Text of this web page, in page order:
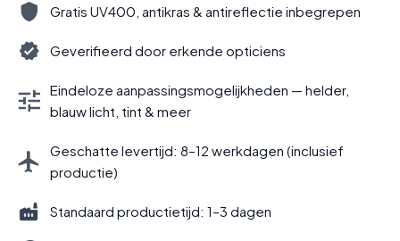
Gratis UV400, antikras & antireflectie inbegrepen
Geverifieerd door erkende opticiens
Eindeloze aanpassingsmogelijkheden — helder,
blauw licht, tint & meer
Geschatte levertijd: 8–12 werkdagen (inclusief
productie)
Standaard productietijd: 1–3 dagen